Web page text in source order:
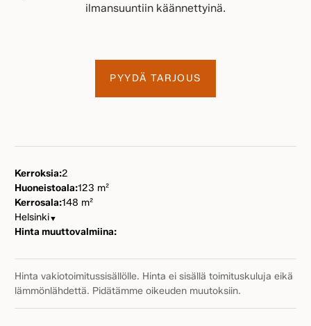
ilmansuuntiin käännettyinä.
PYYDÄ TARJOUS
Kerroksia:2
Huoneistoala:123 m²
Kerrosala:148 m²
Helsinki▼
Hinta muuttovalmiina:
Hinta vakiotoimitussisällölle. Hinta ei sisällä toimituskuluja eikä
lämmönlähdettä. Pidätämme oikeuden muutoksiin.